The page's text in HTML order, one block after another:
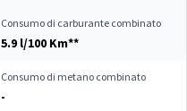
Consumo di carburante combinato
5.9 l/100 Km**
Consumo di metano combinato
-